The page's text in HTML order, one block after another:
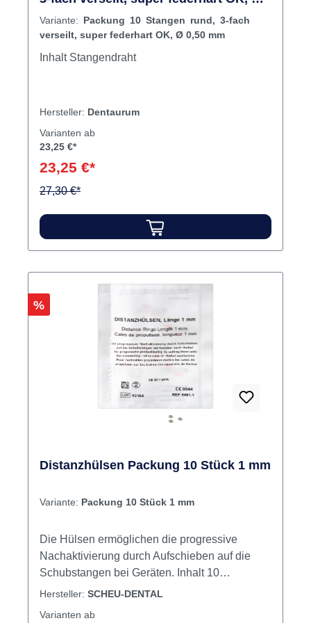
0,50 mm
Variante: Packung 10 Stangen rund, 3-fach
verseilt, super federhart OK, Ø 0,50 mm
Inhalt Stangendraht
Hersteller: Dentaurum
Varianten ab
23,25 €*
23,25 €*
27,30 €*
Rabatt
%
Distanzhülsen Packung 10 Stück 1 mm
Variante: Packung 10 Stück 1 mm
Die Hülsen ermöglichen die progressive
Nachaktivierung durch Aufschieben auf die
Schubstangen bei Geräten. Inhalt 10
Distanzringe
Hersteller: SCHEU-DENTAL
Varianten ab